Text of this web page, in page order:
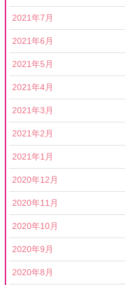
2021年7月
2021年6月
2021年5月
2021年4月
2021年3月
2021年2月
2021年1月
2020年12月
2020年11月
2020年10月
2020年9月
2020年8月